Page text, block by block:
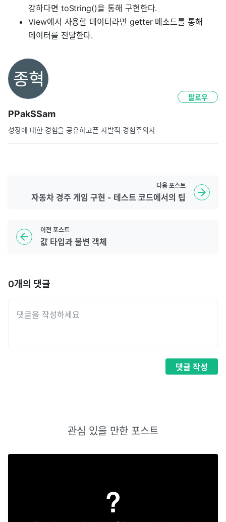
강하다면 toString()을 통해 구현한다.
View에서 사용할 데이터라면 getter 메소드를 통해
데이터를 전달한다.
PPakSSam
성장에 대한 경험을 공유하고픈 자발적 경험주의자
팔로우
이전 포스트
값 타입과 불변 객체
다음 포스트
자동차 경주 게임 구현 - 테스트 코드에서의 팁
0개의 댓글
댓글 작성
관심 있을 만한 포스트